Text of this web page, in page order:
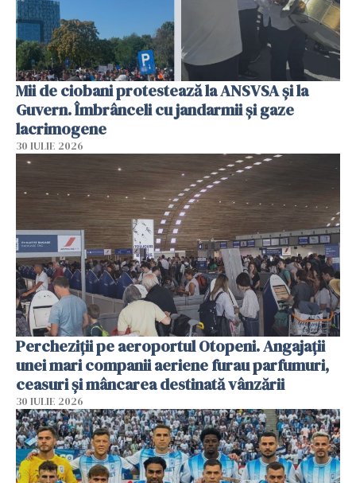
Mii de ciobani protestează la ANSVSA și la
Guvern. Îmbrânceli cu jandarmii și gaze
lacrimogene
30 IULIE 2026
Percheziții pe aeroportul Otopeni. Angajații
unei mari companii aeriene furau parfumuri,
ceasuri și mâncarea destinată vânzării
30 IULIE 2026